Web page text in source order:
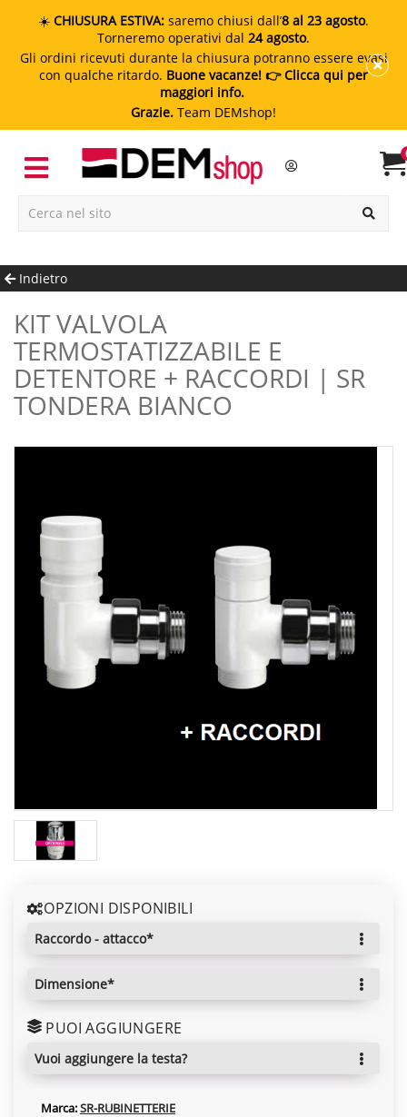
☀️ CHIUSURA ESTIVA: saremo chiusi dall’8 al 23 agosto.
Torneremo operativi dal 24 agosto.
Gli ordini ricevuti durante la chiusura potranno essere evasi
con qualche ritardo. Buone vacanze! 👉 Clicca qui per
maggiori info.
Grazie. Team DEMshop!
Indietro
KIT VALVOLA
TERMOSTATIZZABILE E
DETENTORE + RACCORDI | SR
TONDERA BIANCO
OPZIONI DISPONIBILI
raccordo - attacco*
dimensione*
PUOI AGGIUNGERE
vuoi aggiungere la testa?
Marca:SR-RUBINETTERIE